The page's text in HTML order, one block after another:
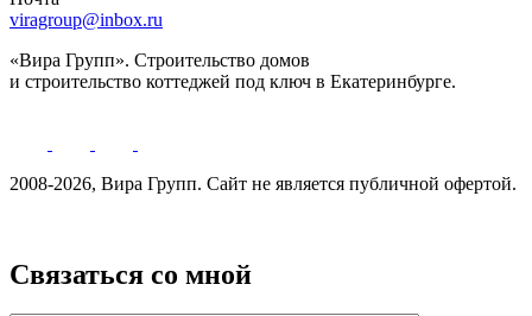
viragroup@inbox.ru
«Вира Групп». Строительство домов
и строительство коттеджей под ключ в Екатеринбурге.
2008-2026, Вира Групп. Cайт не является публичной офертой.
Связаться со мной